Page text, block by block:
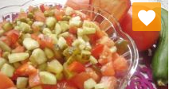
Dodaj do ulubionych
Wybierz listę: